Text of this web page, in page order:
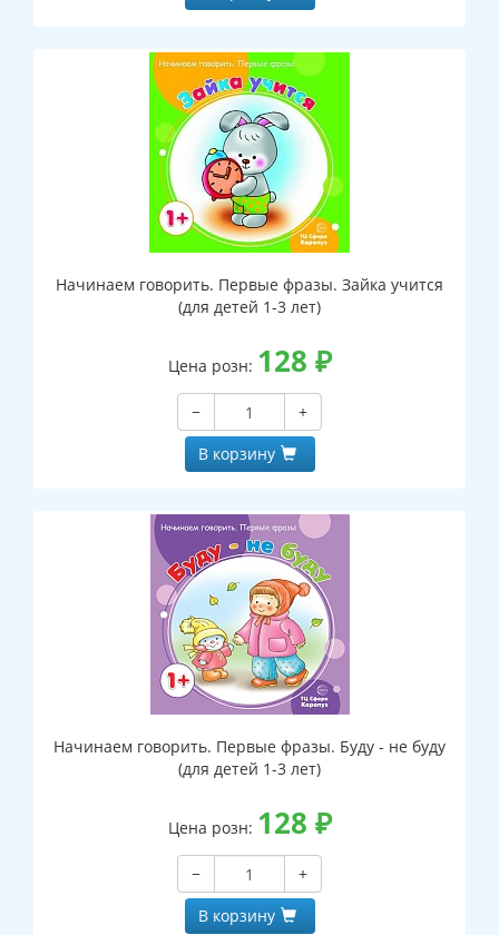
Начинаем говорить. Первые фразы. Зайка учится
(для детей 1-3 лет)
Цена розн: 128 ₽
−
+
В корзину
Начинаем говорить. Первые фразы. Буду - не буду
(для детей 1-3 лет)
Цена розн: 128 ₽
−
+
В корзину